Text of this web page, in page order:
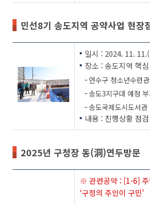
민선8기 송도지역 공약사업 현장
일시 : 2024. 11.
장소 : 송도지역 핵
연수구 청소년수련관
송도3지구대 예정 부
송도국제도시도서관
내용 : 진행상황 점
2025년 구청장 동(洞)연두방문
※ 관련공약 : [1-6] 주
‘구정의 주인이 구민'